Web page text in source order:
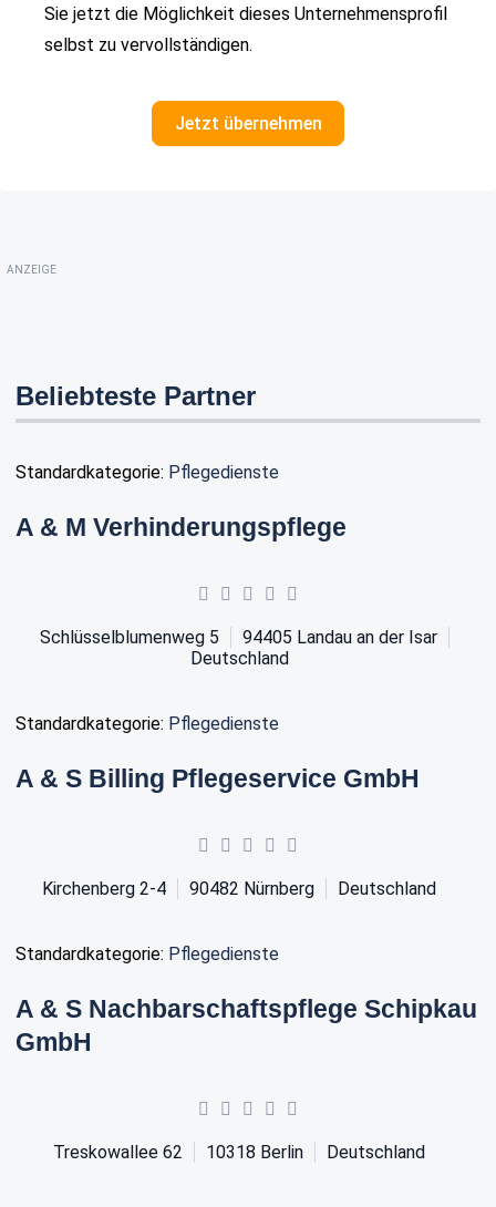
Sie jetzt die Möglichkeit dieses Unternehmensprofil
selbst zu vervollständigen.
Jetzt übernehmen
ANZEIGE
Beliebteste Partner
Standardkategorie: Pflegedienste
A & M Verhinderungspflege
Schlüsselblumenweg 5 94405 Landau an der Isar
Deutschland
Standardkategorie: Pflegedienste
A & S Billing Pflegeservice GmbH
Kirchenberg 2-4 90482 Nürnberg Deutschland
Standardkategorie: Pflegedienste
A & S Nachbarschaftspflege Schipkau
GmbH
Treskowallee 62 10318 Berlin Deutschland